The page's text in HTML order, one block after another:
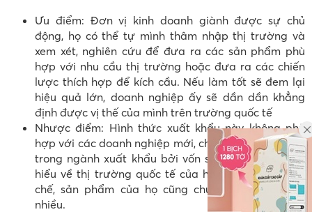
Ưu điểm: Đơn vị kinh doanh giành được sự chủ
động, họ có thể tự mình thâm nhập thị trường và
xem xét, nghiên cứu để đưa ra các sản phẩm phù
hợp với nhu cầu thị trường hoặc đưa ra các chiến
lược thích hợp để kích cầu. Nếu làm tốt sẽ đem lại
hiệu quả lớn, doanh nghiệp ấy sẽ dần dần khẳng
định được vị thế của mình trên trường quốc tế
Nhược điểm: Hình thức xuất khẩu này không phù
hợp với các doanh nghiệp mới, chưa có kinh nghiệm
trong ngành xuất khẩu bởi vốn sản xuất và sự am
hiểu về thị trường quốc tế của họ đều còn rất hạn
chế, sản phẩm của họ cũng chưa được biết đến
nhiều.